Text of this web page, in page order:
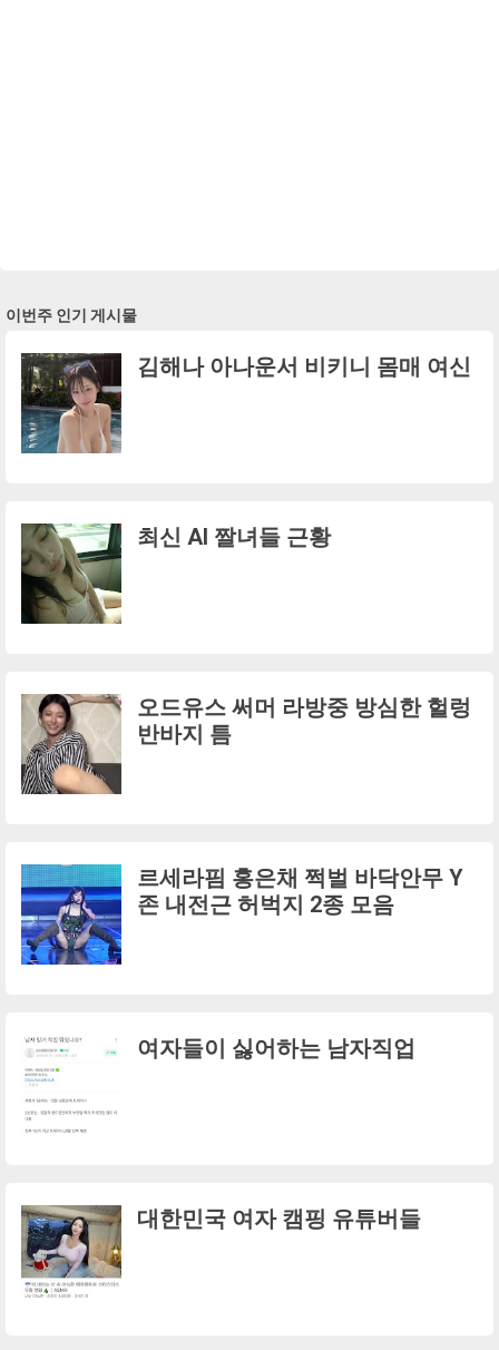
이번주 인기 게시물
김해나 아나운서 비키니 몸매 여신
최신 AI 짤녀들 근황
오드유스 써머 라방중 방심한 헐렁
반바지 틈
르세라핌 홍은채 쩍벌 바닥안무 Y
존 내전근 허벅지 2종 모음
여자들이 싫어하는 남자직업
대한민국 여자 캠핑 유튜버들